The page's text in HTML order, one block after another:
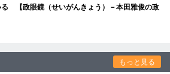
【政眼鏡（せいがんきょう）－本田雅俊の政
もっと見る